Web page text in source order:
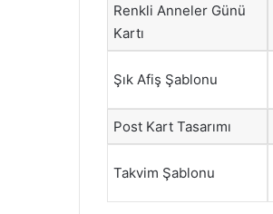
Renkli Anneler Günü
Kartı
Şık Afiş Şablonu
Post Kart Tasarımı
Takvim Şablonu